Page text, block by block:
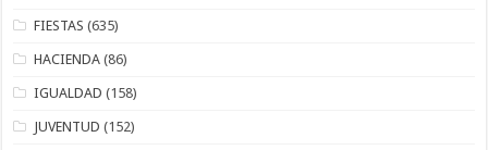
FIESTAS (635)
HACIENDA (86)
IGUALDAD (158)
JUVENTUD (152)